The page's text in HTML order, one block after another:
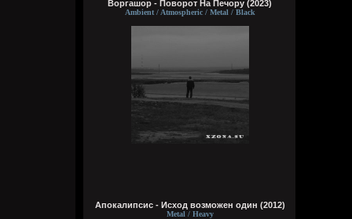
ну пародия на типа батл типа шока и
типа Мирона. абба знает толк в этих
делах. панки просто бомбы
6 августа 2026
Воргашор - Поворот На Печору (2023)
Ambient / Atmospheric / Metal / Black
Апокалипсис - Исход возможен один (2012)
Metal / Heavy